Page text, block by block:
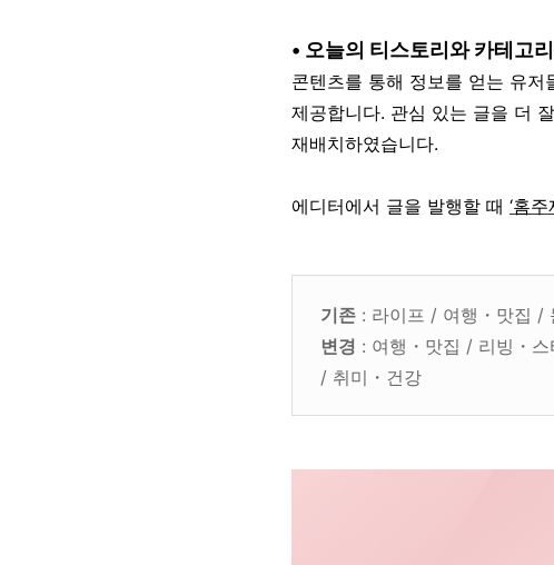
• 오늘의 티스토리와 카테고
콘텐츠를 통해 정보를 얻는 유
제공합니다. 관심 있는 글을 더
재배치하였습니다.
에디터에서 글을 발행할 때 ‘홈
기존 : 라이프 / 여행・맛집 /
변경 : 여행・맛집 / 리빙・
/ 취미・건강